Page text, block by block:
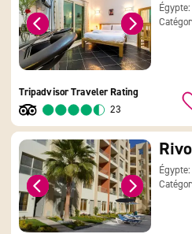
Tripadvisor Traveler Rating
23